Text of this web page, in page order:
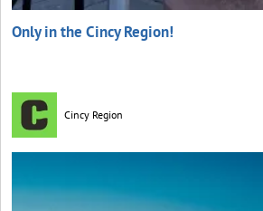
Only in the Cincy Region!
Cincy Region